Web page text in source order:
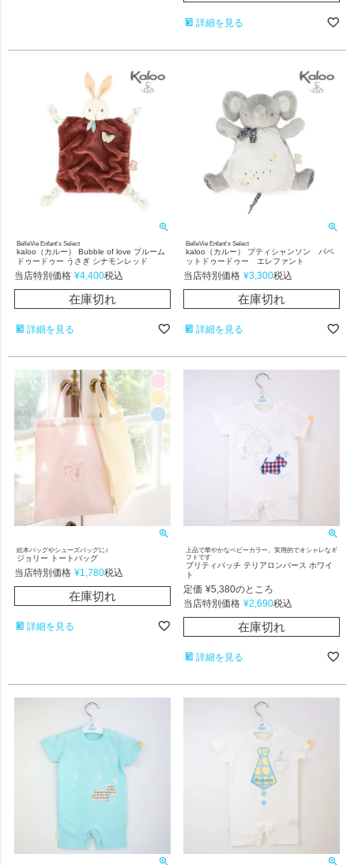
詳細を見る
BelleVie Enfant's Select
kaloo（カルー） Bubble of love プルーム
ドゥードゥー うさぎ シナモンレッド
当店特別価格 ¥4,400税込
在庫切れ
詳細を見る
BelleVie Enfant's Select
kaloo（カルー） プティシャンソン パペ
ットドゥードゥー エレファント
当店特別価格 ¥3,300税込
在庫切れ
詳細を見る
絵本バッグやシューズバッグに♪
ジョリー トートバッグ
当店特別価格 ¥1,780税込
在庫切れ
詳細を見る
上品で華やかなベビーカラー。実用的でオシャレなギ
フトです
プリティパッチ テリアロンパース ホワイ
ト
定価 ¥5,380のところ
当店特別価格 ¥2,690税込
在庫切れ
詳細を見る